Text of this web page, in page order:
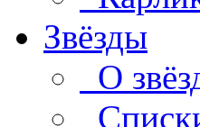
Звёзды
О